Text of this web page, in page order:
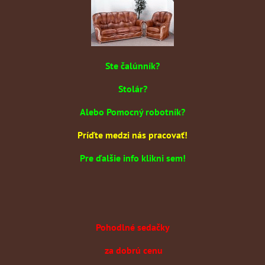
Ste čalúnník?
Stolár?
Alebo Pomocný robotník?
Príďte medzi nás pracovať!
Pre ďalšie info klikni sem!
Pohodlné sedačky
za dobrú cenu